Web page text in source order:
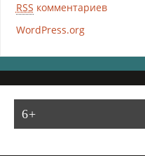
RSS комментариев
WordPress.org
6+